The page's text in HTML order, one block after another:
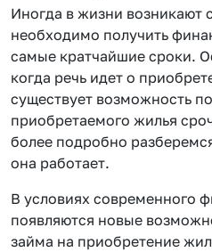
Иногда в жизни возникают
необходимо получить
самые кратчайшие сроки.
когда речь идет о
существует возможность
приобретаемого жилья
более подробно
она работает.
В условиях современного
появляются новые
займа на приобретение